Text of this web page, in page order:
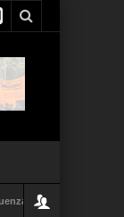
tipo A y conflictos en